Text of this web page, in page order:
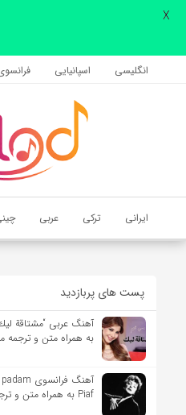
انگلیسی اسپانیایی
ایرانی ترکی عربی
اشتراک گذاری
با استفاده از روش‌های زیر می‌توانید
پست های پربازدید
آهنگ عربی “مشتاقة
به همراه متن و ترجمه
Piaf به همراه متن و ترجمه مجزا
X